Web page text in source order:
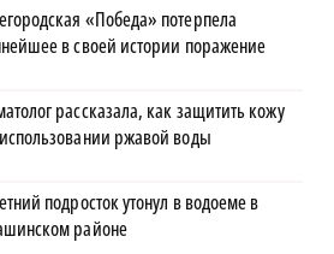
«Победа» потерпела
в своей истории поражение
рассказала, как защитить кожу
ржавой воды
подросток утонул в водоеме в
районе